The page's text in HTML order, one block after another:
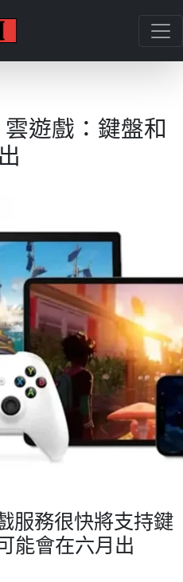
遊戲：鍵盤和
服務很快將支持鍵
能會在六月出